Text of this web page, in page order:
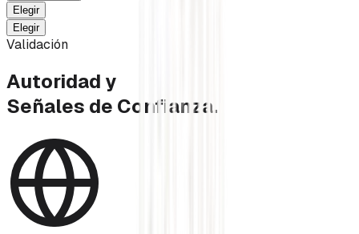
Elegir
Elegir
Validación
Autoridad y
Señales de Confianza.